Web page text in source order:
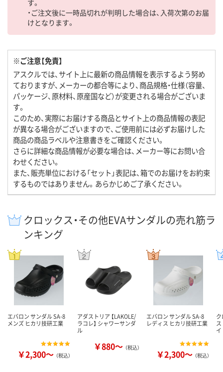
す。
・ご注文後に一時品切れが判明した場合は、入荷次第のお届
けとなります。
※ご注意【免責】
アスクルでは、サイト上に最新の商品情報を表示するよう努め
ておりますが、メーカーの都合等により、商品規格・仕様（容量、
パッケージ、原材料、原産国など）が変更される場合がございま
す。
このため、実際にお届けする商品とサイト上の商品情報の表記
が異なる場合がございますので、ご使用前には必ずお届けした
商品の商品ラベルや注意書きをご確認ください。
さらに詳細な商品情報が必要な場合は、メーカー等にお問い合
わせください。
また、販売単位における「セット」表記は、箱でのお届けをお約束
するものではありません。あらかじめご了承ください。
クロックス・その他EVAサンダルの売れ筋ラ
ンキング
エバロン サンダル SA-8
メンズ ヒカリ技研工業
￥2,300～ （税込）
アダストリア 【LAKOLE/
ラコレ】 シャワーサンダ
ル
￥880～ （税込）
エバロン サンダル SA-8
レディス ヒカリ技研工業
￥2,300～ （税込）